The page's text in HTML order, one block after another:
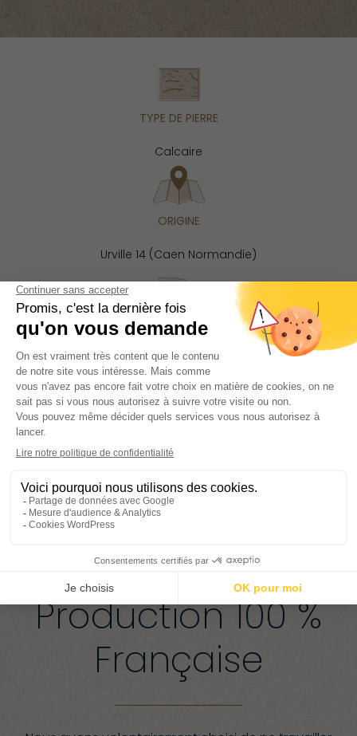
TYPE DE PIERRE
Calcaire
ORIGINE
Urville 14 (Caen Normandie)
NATURE
Calcaire bioclastique fin, étage Bathonien - 160
millions d'années
Production 100 %
Française